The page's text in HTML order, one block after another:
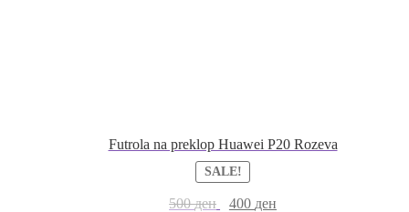
Futrola na preklop Huawei P20 Rozeva
SALE!
500ден 400 ден